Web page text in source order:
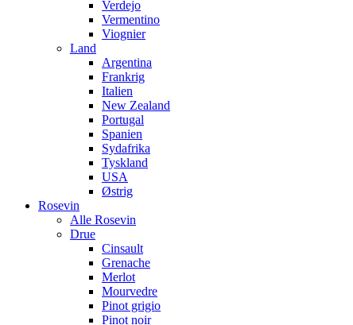
Verdejo
Vermentino
Viognier
Land
Argentina
Frankrig
Italien
New Zealand
Portugal
Spanien
Sydafrika
Tyskland
USA
Østrig
Rosevin
Alle Rosevin
Drue
Cinsault
Grenache
Merlot
Mourvedre
Pinot grigio
Pinot noir